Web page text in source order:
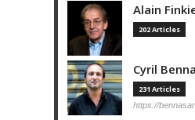
Alain
202 Articles
Cyril
231 Articles
https://